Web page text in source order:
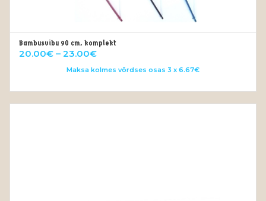
OUT OF STOCK
Bambusvibu 90 cm, komplekt
20.00€ – 23.00€Price
range:
through
23.00€
Maksa kolmes võrdses osas 3 x 6.67€